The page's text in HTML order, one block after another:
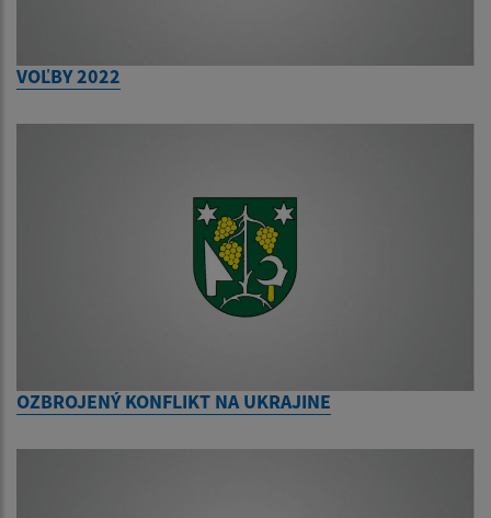
VOĽBY 2022
OZBROJENÝ KONFLIKT NA UKRAJINE